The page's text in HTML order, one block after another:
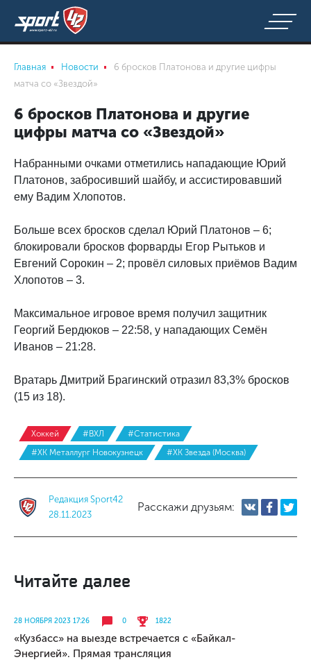
Главная Новости
6 бросков Платонова и другие цифры
матча со «Звездой»
6 бросков Платонова и другие
цифры матча со «Звездой»
Набранными очками отметились нападающие Юрий
Платонов, забросивший шайбу, и ассистировавший
ему Вадим Хлопотов.
Больше всех бросков сделал Юрий Платонов – 6;
блокировали бросков форварды Егор Рытьков и
Евгений Сорокин – 2; провёл силовых приёмов Вадим
Хлопотов – 3.
Максимальное игровое время получил защитник
Георгий Бердюков – 22:58, у нападающих Семён
Иванов – 21:28.
Вратарь Дмитрий Брагинский отразил 83,3% бросков
(15 из 18).
Хоккей #ВХЛ
#Статистика
#ХК Металлург Новокузнецк
#ХК Звезда (Москва)
Редакция Sport42
28.11.2023
Расскажи друзьям:
Читайте далее
28 НОЯБРЯ 2023 17:26 0 1822
«Кузбасс» на выезде встречается с «Байкал-
Энергией». Прямая трансляция